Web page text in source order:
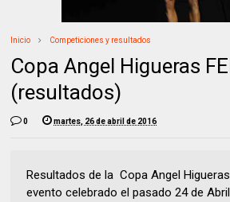
Inicio Competiciones y resultados
Copa Angel Higueras
(resultados)
0 martes, 26 de abril de 2016
Resultados de la Copa Angel Higueras
evento celebrado el pasado 24 de